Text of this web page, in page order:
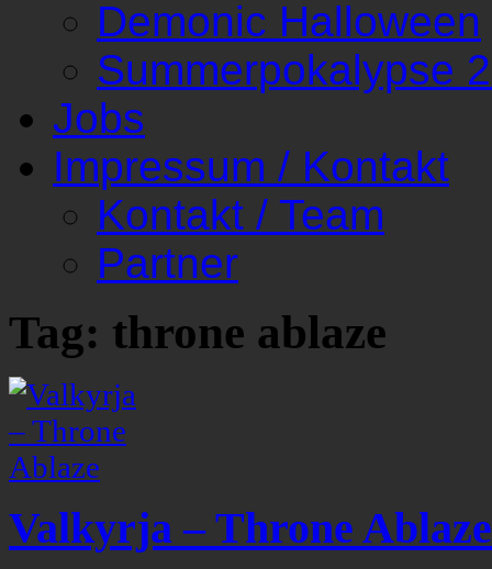
Demonic Halloween
Summerpokalypse
Jobs
Impressum / Kontakt
Kontakt / Team
Partner
Tag: throne ablaze
Valkyrja – Throne Ablaze